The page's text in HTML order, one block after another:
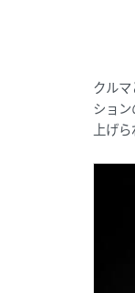
クル
ショ
上げ